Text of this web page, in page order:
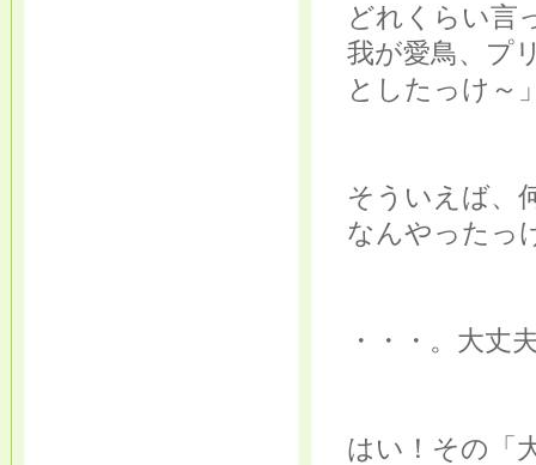
どれくらい言
我が愛鳥、プ
としたっけ～
そういえば、
なんやったっ
・・・。大丈
はい！その「